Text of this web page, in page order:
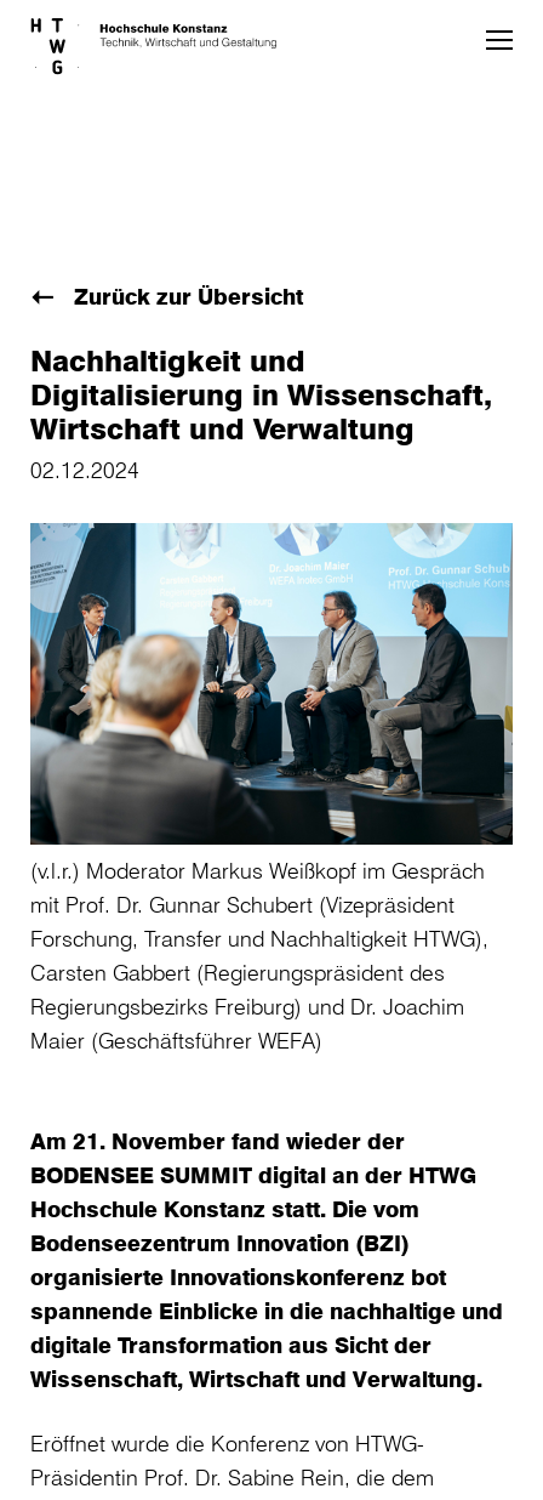
Skip to main content
Zurück zur Übersicht
Nachhaltigkeit und
Digitalisierung in Wissenschaft,
Wirtschaft und Verwaltung
02.12.2024
(v.l.r.) Moderator Markus Weißkopf im Gespräch
mit Prof. Dr. Gunnar Schubert (Vizepräsident
Forschung, Transfer und Nachhaltigkeit HTWG),
Carsten Gabbert (Regierungspräsident des
Regierungsbezirks Freiburg) und Dr. Joachim
Maier (Geschäftsführer WEFA)
Am 21. November fand wieder der
BODENSEE SUMMIT digital an der HTWG
Hochschule Konstanz statt. Die vom
Bodenseezentrum Innovation (BZI)
organisierte Innovationskonferenz bot
spannende Einblicke in die nachhaltige und
digitale Transformation aus Sicht der
Wissenschaft, Wirtschaft und Verwaltung.
Eröffnet wurde die Konferenz von HTWG-
Präsidentin Prof. Dr. Sabine Rein, die dem